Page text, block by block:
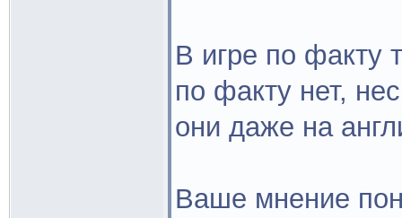
В игре по факту
по факту нет,
они даже на
Ваше мнение